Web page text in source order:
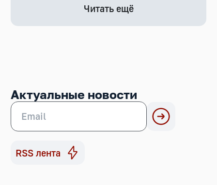
Читать ещё
Актуальные новости
RSS лента